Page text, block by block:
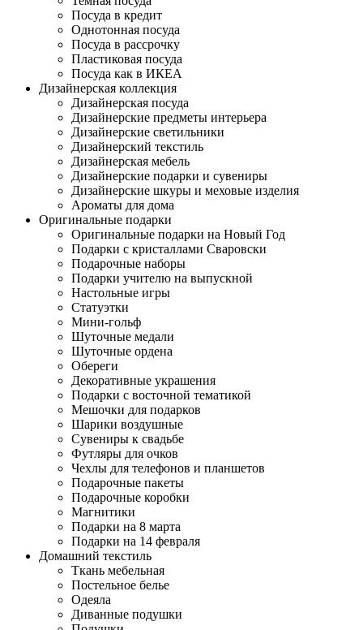
Посуда в кредит
Однотонная посуда
Посуда в рассрочку
Пластиковая посуда
Посуда как в ИКЕА
Дизайнерская коллекция
Дизайнерская посуда
Дизайнерские предметы интерьера
Дизайнерские светильники
Дизайнерский текстиль
Дизайнерская мебель
Дизайнерские подарки и сувениры
Дизайнерские шкуры и меховые изделия
Ароматы для дома
Оригинальные подарки
Оригинальные подарки на Новый Год
Подарки с кристаллами Сваровски
Подарочные наборы
Подарки учителю на выпускной
Настольные игры
Статуэтки
Мини-гольф
Шуточные медали
Шуточные ордена
Обереги
Декоративные украшения
Подарки с восточной тематикой
Мешочки для подарков
Шарики воздушные
Сувениры к свадьбе
Футляры для очков
Чехлы для телефонов и планшетов
Подарочные пакеты
Подарочные коробки
Магнитики
Подарки на 8 марта
Подарки на 14 февраля
Домашний текстиль
Ткань мебельная
Постельное белье
Одеяла
Диванные подушки